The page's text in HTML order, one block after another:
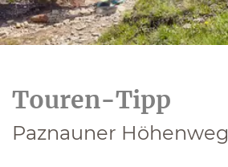
Touren-Tipp
Paznauner Höhenweg